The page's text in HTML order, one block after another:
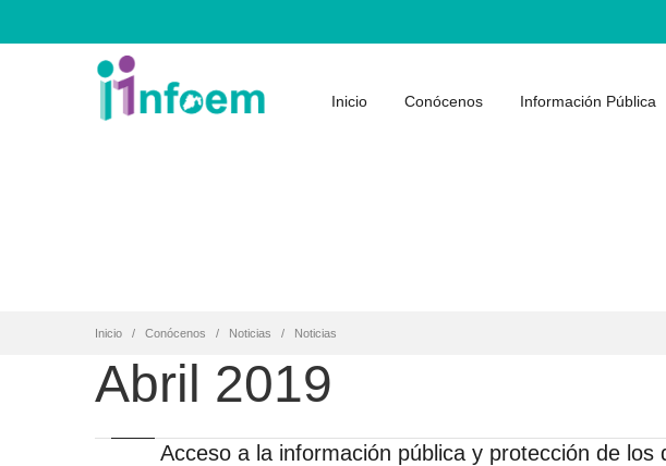
Inicio Conócenos Información Pública
Inicio Conócenos Noticias Noticias
Abril 2019
Acceso a la información pública y protección de los